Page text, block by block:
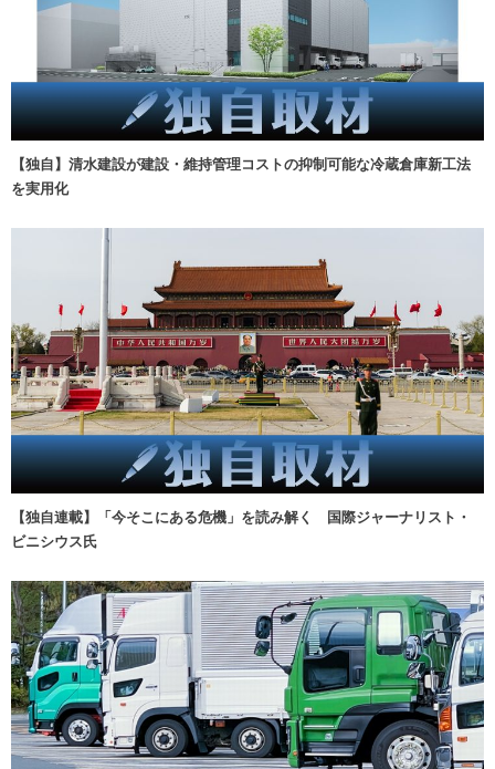
【独自】清水建設が建設・維持管理コストの抑制可能な冷蔵倉庫新工法
を実用化
【独自連載】「今そこにある危機」を読み解く 国際ジャーナリスト・
ビニシウス氏